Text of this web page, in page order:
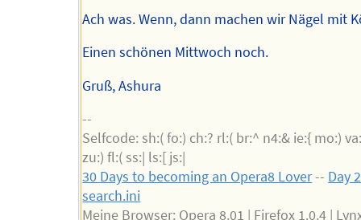
Ach was. Wenn, dann machen wir Nägel mit
Einen schönen Mittwoch noch.
Gruß, Ashura
--
Selfcode: sh:( fo:) ch:? rl:( br:^ n4:& ie:{ mo:)
zu:) fl:( ss:| ls:[ js:|
30 Days to becoming an Opera8 Lover-- Day
search.ini
Meine Browser: Opera 8.01 | Firefox 1.0.4 |